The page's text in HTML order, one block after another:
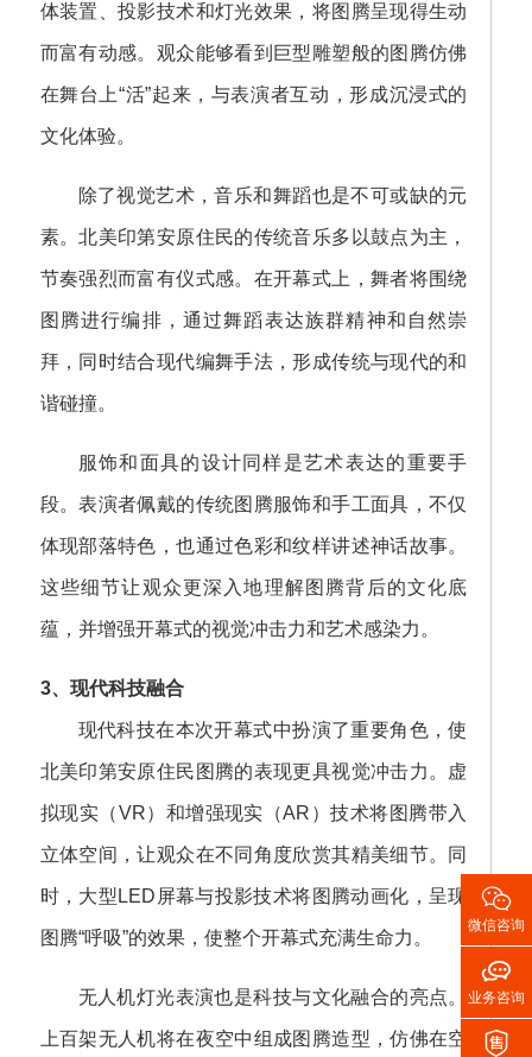
体装置、投影技术和灯光效果，将图腾呈现得生动
而富有动感。观众能够看到巨型雕塑般的图腾仿佛
在舞台上“活”起来，与表演者互动，形成沉浸式的
文化体验。
除了视觉艺术，音乐和舞蹈也是不可或缺的元
素。北美印第安原住民的传统音乐多以鼓点为主，
节奏强烈而富有仪式感。在开幕式上，舞者将围绕
图腾进行编排，通过舞蹈表达族群精神和自然崇
拜，同时结合现代编舞手法，形成传统与现代的和
谐碰撞。
服饰和面具的设计同样是艺术表达的重要手
段。表演者佩戴的传统图腾服饰和手工面具，不仅
体现部落特色，也通过色彩和纹样讲述神话故事。
这些细节让观众更深入地理解图腾背后的文化底
蕴，并增强开幕式的视觉冲击力和艺术感染力。
3、现代科技融合
现代科技在本次开幕式中扮演了重要角色，使
北美印第安原住民图腾的表现更具视觉冲击力。虚
拟现实（VR）和增强现实（AR）技术将图腾带入
立体空间，让观众在不同角度欣赏其精美细节。同
时，大型LED屏幕与投影技术将图腾动画化，呈现
图腾“呼吸”的效果，使整个开幕式充满生命力。
无人机灯光表演也是科技与文化融合的亮点。
上百架无人机将在夜空中组成图腾造型，仿佛在空

微信咨询

业务咨询
